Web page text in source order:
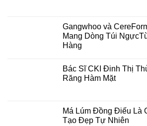
Gangwhoo và
Mang Dòng Túi
Hàng
Bác Sĩ CKI Đinh Thị
Răng Hàm Mặt
Má Lúm Đồng Điếu Là
Tạo Đẹp Tự Nhiên